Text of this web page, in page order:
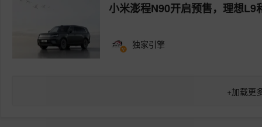
小米澎程N90开启预售，理想L9
独家引擎
+加载更